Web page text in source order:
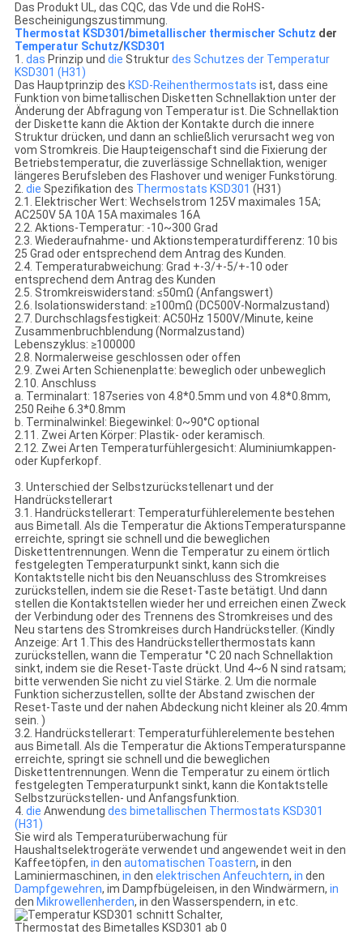
Das Produkt UL, das CQC, das Vde und die RoHS-
Bescheinigungszustimmung.
Thermostat KSD301/bimetallischer thermischer Schutz der
Temperatur Schutz/KSD301
1. das Prinzip und die Strukturdes Schutzes der Temperatur
KSD301 (H31)
Das Hauptprinzip des KSD-Reihenthermostats ist, dass eine
Funktion von bimetallischen Disketten Schnellaktion unter der
Änderung der Abfragung von Temperatur ist. Die Schnellaktion
der Diskette kann die Aktion der Kontakte durch die innere
Struktur drücken, und dann an schließlich verursacht weg von
vom Stromkreis. Die Haupteigenschaft sind die Fixierung der
Betriebstemperatur, die zuverlässige Schnellaktion, weniger
längeres Berufsleben des Flashover und weniger Funkstörung.
2. die Spezifikation des Thermostats KSD301 (H31)
2.1. Elektrischer Wert: Wechselstrom 125V maximales 15A;
AC250V 5A 10A 15A maximales 16A
2.2. Aktions-Temperatur: -10~300 Grad
2.3. Wiederaufnahme- und Aktionstemperaturdifferenz: 10 bis
25 Grad oder entsprechend dem Antrag des Kunden.
2.4. Temperaturabweichung: Grad +-3/+-5/+-10 oder
entsprechend dem Antrag des Kunden
2.5. Stromkreiswiderstand: ≤50mΩ (Anfangswert)
2.6. Isolationswiderstand: ≥100mΩ (DC500V-Normalzustand)
2.7. Durchschlagsfestigkeit: AC50Hz 1500V/Minute, keine
Zusammenbruchblendung (Normalzustand)
Lebenszyklus: ≥100000
2.8. Normalerweise geschlossen oder offen
2.9. Zwei Arten Schienenplatte: beweglich oder unbeweglich
2.10. Anschluss
a. Terminalart: 187series von 4.8*0.5mm und von 4.8*0.8mm,
250 Reihe 6.3*0.8mm
b. Terminalwinkel: Biegewinkel: 0~90°C optional
2.11. Zwei Arten Körper: Plastik- oder keramisch.
2.12. Zwei Arten Temperaturfühlergesicht: Aluminiumkappen-
oder Kupferkopf.
3. Unterschied der Selbstzurückstellenart und der
Handrückstellerart
3.1. Handrückstellerart: Temperaturfühlerelemente bestehen
aus Bimetall. Als die Temperatur die AktionsTemperaturspanne
erreichte, springt sie schnell und die beweglichen
Diskettentrennungen. Wenn die Temperatur zu einem örtlich
festgelegten Temperaturpunkt sinkt, kann sich die
Kontaktstelle nicht bis den Neuanschluss des Stromkreises
zurückstellen, indem sie die Reset-Taste betätigt. Und dann
stellen die Kontaktstellen wieder her und erreichen einen Zweck
der Verbindung oder des Trennens des Stromkreises und des
Neu startens des Stromkreises durch Handrücksteller. (Kindly
Anzeige: Art 1.This des Handrückstellerthermostats kann
zurückstellen, wann die Temperatur °C 20 nach Schnellaktion
sinkt, indem sie die Reset-Taste drückt. Und 4~6 N sind ratsam;
bitte verwenden Sie nicht zu viel Stärke. 2. Um die normale
Funktion sicherzustellen, sollte der Abstand zwischen der
Reset-Taste und der nahen Abdeckung nicht kleiner als 20.4mm
sein. )
3.2. Handrückstellerart: Temperaturfühlerelemente bestehen
aus Bimetall. Als die Temperatur die AktionsTemperaturspanne
erreichte, springt sie schnell und die beweglichen
Diskettentrennungen. Wenn die Temperatur zu einem örtlich
festgelegten Temperaturpunkt sinkt, kann die Kontaktstelle
Selbstzurückstellen- und Anfangsfunktion.
4. die Anwendung des bimetallischen Thermostats KSD301
(H31)
Sie wird als Temperaturüberwachung für
Haushaltselektrogeräte verwendet und angewendet weit in den
Kaffeetöpfen, in den automatischen Toastern, in den
Laminiermaschinen, in den elektrischen Anfeuchtern, in den
Dampfgewehren, im Dampfbügeleisen, in den Windwärmern, in
den Mikrowellenherden, in den Wasserspendern, in etc.